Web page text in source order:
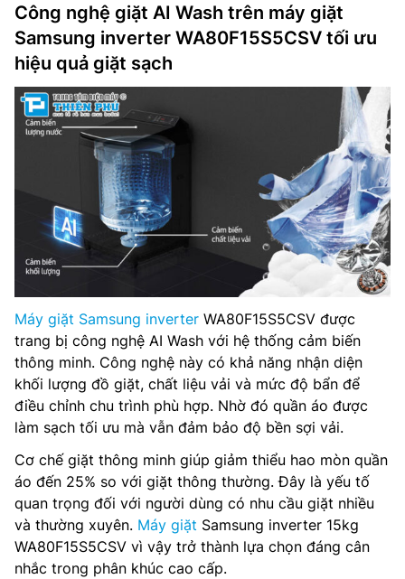
Công nghệ giặt AI Wash trên máy giặt
Samsung inverter WA80F15S5CSV tối ưu
hiệu quả giặt sạch
Máy giặt Samsung inverter WA80F15S5CSV được
trang bị công nghệ AI Wash với hệ thống cảm biến
thông minh. Công nghệ này có khả năng nhận diện
khối lượng đồ giặt, chất liệu vải và mức độ bẩn để
điều chỉnh chu trình phù hợp. Nhờ đó quần áo được
làm sạch tối ưu mà vẫn đảm bảo độ bền sợi vải.
Cơ chế giặt thông minh giúp giảm thiểu hao mòn quần
áo đến 25% so với giặt thông thường. Đây là yếu tố
quan trọng đối với người dùng có nhu cầu giặt nhiều
và thường xuyên. Máy giặt Samsung inverter 15kg
WA80F15S5CSV vì vậy trở thành lựa chọn đáng cân
nhắc trong phân khúc cao cấp.